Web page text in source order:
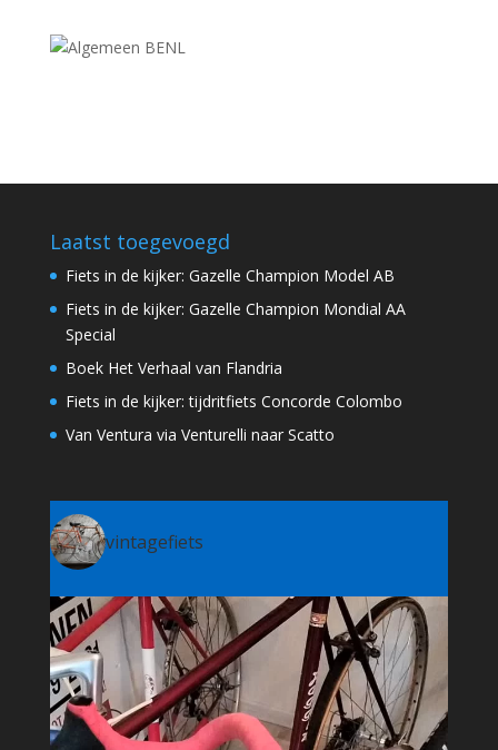
Laatst toegevoegd
Fiets in de kijker: Gazelle Champion Model AB
Fiets in de kijker: Gazelle Champion Mondial AA
Special
Boek Het Verhaal van Flandria
Fiets in de kijker: tijdritfiets Concorde Colombo
Van Ventura via Venturelli naar Scatto
vintagefiets